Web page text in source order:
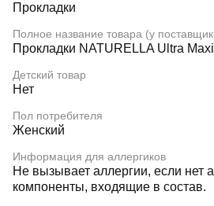
Прокладки
Полное название товара (у
Прокладки NATURELLA Ultra
Детский товар
Нет
Пол потребителя
Женский
Информация для аллергиков
Не вызывает аллергии, если нет
компоненты, входящие в состав.